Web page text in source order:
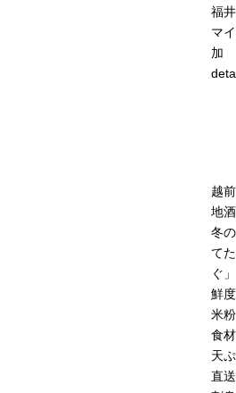
福
マ
加
越
地
冬
て
ぐ
鮮
米
食
天
直